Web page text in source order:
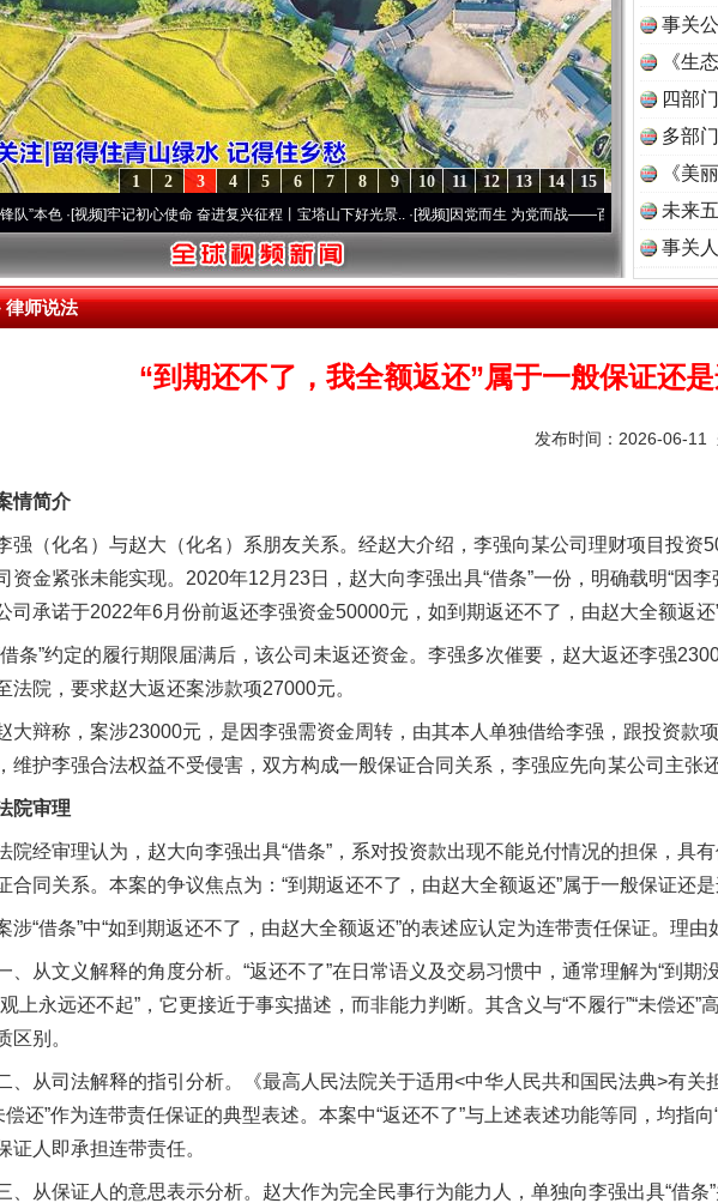
15
14
13
12
11
10
9
8
7
6
5
4
3
2
1
视频]牢记初心使命 奋进复兴征程丨宝塔山下好光景..·[视频]因党而生 为党而战——百年“纪”事⑧加强纪律..·[视
事关
《生
读
四部
多部
《美
未来
事关
律师说法
“到期还不了，我全额返还”属于一般保证还
发布时间：2026-06-11
简介
（化名）与赵大（化名）系朋友关系。经赵大介绍，李强向某公司理财项目投资
资金紧张未能实现。2020年12月23日，赵大向李强出具“借条”一份，明确载明“因
司承诺于2022年6月份前返还李强资金50000元，如到期返还不了，由赵大全额返还
”约定的履行期限届满后，该公司未返还资金。李强多次催要，赵大返还李强
法院，要求赵大返还案涉款项27000元。
辩称，案涉23000元，是因李强需资金周转，由其本人单独借给李强，跟投资款项
维护李强合法权益不受侵害，双方构成一般保证合同关系，李强应先向某公司主张还
审理
经审理认为，赵大向李强出具“借条”，系对投资款出现不能兑付情况的担保，具
合同关系。本案的争议焦点为：“到期返还不了，由赵大全额返还”属于一般保证还
“借条”中“如到期返还不了，由赵大全额返还”的表述应认定为连带责任保证。理由
从文义解释的角度分析。“返还不了”在日常语义及交易习惯中，通常理解为“到期
上永远还不起”，它更接近于事实描述，而非能力判断。其含义与“不履行”“未偿还”
区别。
从司法解释的指引分析。《最高人民法院关于适用<中华人民共和国民法典>有关
偿还”作为连带责任保证的典型表述。本案中“返还不了”与上述表述功能等同，均指
证人即承担连带责任。
从保证人的意思表示分析。赵大作为完全民事行为能力人，单独向李强出具“借条